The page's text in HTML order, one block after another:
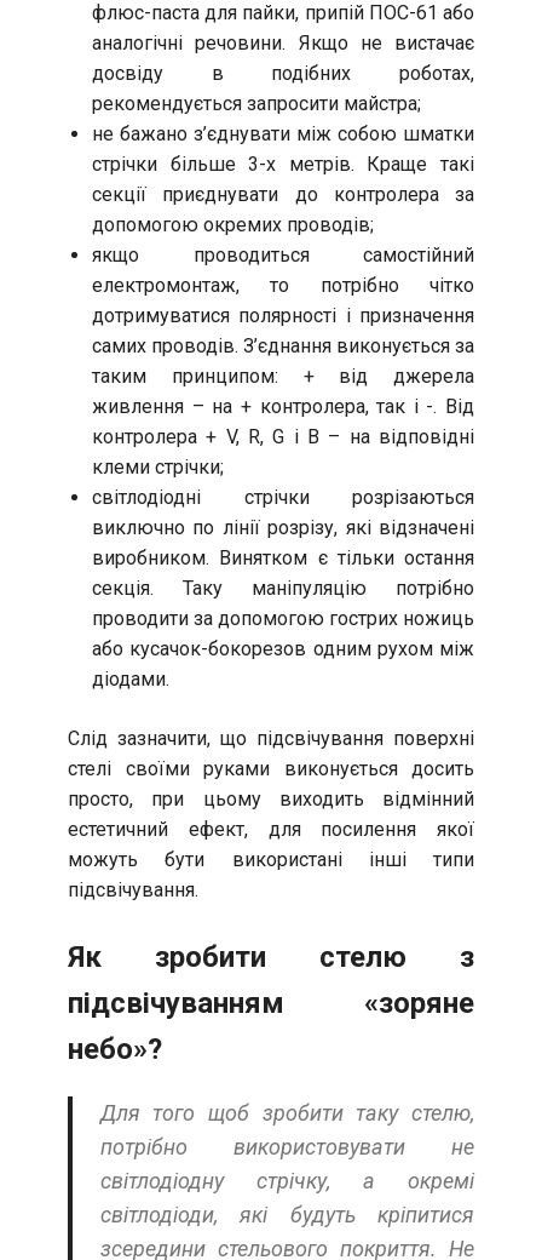
флюс-паста для пайки, припій ПОС-61 або
аналогічні речовини. Якщо не вистачає
досвіду в подібних роботах,
рекомендується запросити майстра;
не бажано з’єднувати між собою шматки
стрічки більше 3-х метрів. Краще такі
секції приєднувати до контролера за
допомогою окремих проводів;
якщо проводиться самостійний
електромонтаж, то потрібно чітко
дотримуватися полярності і призначення
самих проводів. З’єднання виконується за
таким принципом: + від джерела
живлення – на + контролера, так і -. Від
контролера + V, R, G і B – на відповідні
клеми стрічки;
світлодіодні стрічки розрізаються
виключно по лінії розрізу, які відзначені
виробником. Винятком є тільки остання
секція. Таку маніпуляцію потрібно
проводити за допомогою гострих ножиць
або кусачок-бокорезов одним рухом між
діодами.
Слід зазначити, що підсвічування поверхні
стелі своїми руками виконується досить
просто, при цьому виходить відмінний
естетичний ефект, для посилення якої
можуть бути використані інші типи
підсвічування.
Як зробити стелю з
підсвічуванням «зоряне
небо»?
Для того щоб зробити таку стелю,
потрібно використовувати не
світлодіодну стрічку, а окремі
світлодіоди, які будуть кріпитися
зсередини стельового покриття. Не